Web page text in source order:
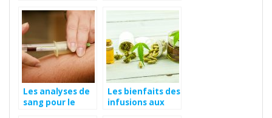
et comment les
traiter ?
Les analyses de
sang pour le
Les bienfaits des
infusions aux